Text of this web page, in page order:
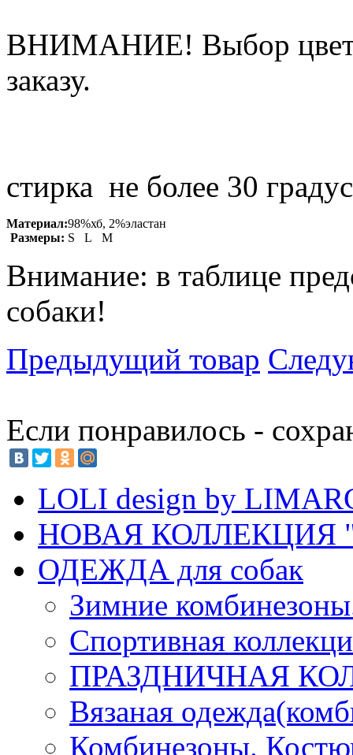
ВНИМАНИЕ! Выбор
заказу.
стирка не более 30
Материал:98%хб, 2%эластан
Размеры: S L M
Внимание: в таблице
собаки!
Предыдущий товар
Если понравилось -
LOLI design by
НОВАЯ КОЛЛЕКЦИЯ
ОДЕЖДА для собак
Зимние
Спортивная
ПРАЗДНИЧНАЯ
Вязаная
Комбинезоны.